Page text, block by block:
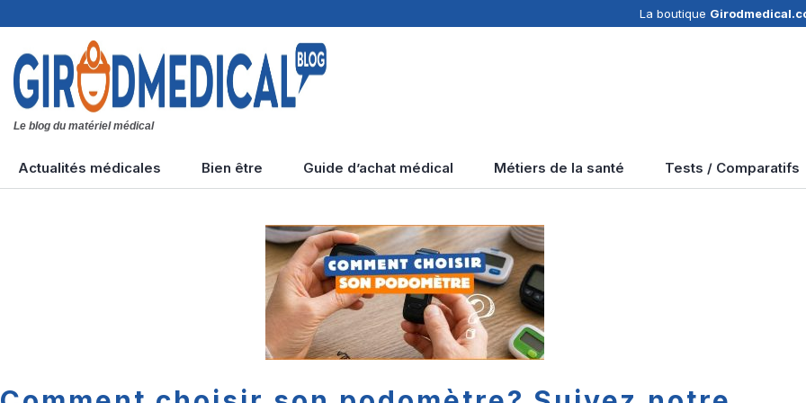
La boutique
Le blog du matériel médical
Actualités médicales Bien être Guide d’achat médical Métiers de la santé Tests / Comparatifs